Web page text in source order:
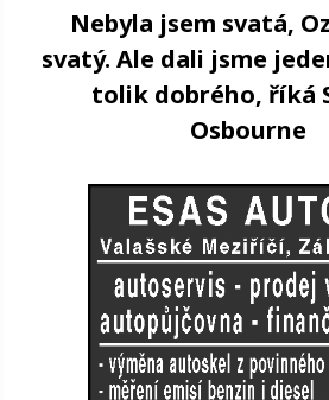
Nebyla jsem svatá,
svatý. Ale dali jsme
tolik dobrého, říká
Osbourne